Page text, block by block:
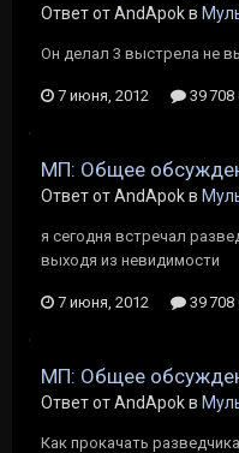
Ответ от AndApok в
Он делал 3 выстрела не
7 июня, 2012 39
МП: Общее
Ответ от AndApok в
я сегодня встречал
выходя из невидимости
7 июня, 2012 39
МП: Общее
Ответ от AndApok в
Как прокачать